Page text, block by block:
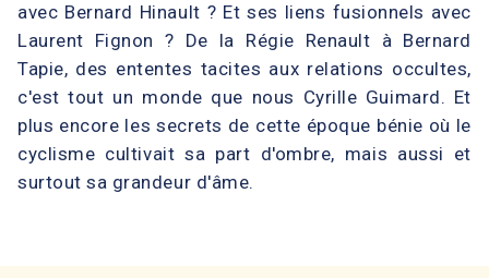
avec Bernard Hinault ? Et ses liens fusionnels avec
Laurent Fignon ? De la Régie Renault à Bernard
Tapie, des ententes tacites aux relations occultes,
c'est tout un monde que nous Cyrille Guimard. Et
plus encore les secrets de cette époque bénie où le
cyclisme cultivait sa part d'ombre, mais aussi et
surtout sa grandeur d'âme.